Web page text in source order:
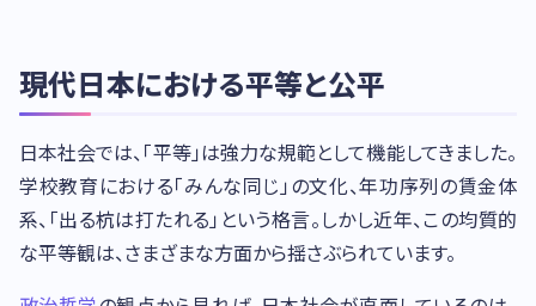
現代日本における平等と公平
日本社会では、「平等」は強力な規範として機能してきました。
学校教育における「みんな同じ」の文化、年功序列の賃金体
系、「出る杭は打たれる」という格言。しかし近年、この均質的
な平等観は、さまざまな方面から揺さぶられています。